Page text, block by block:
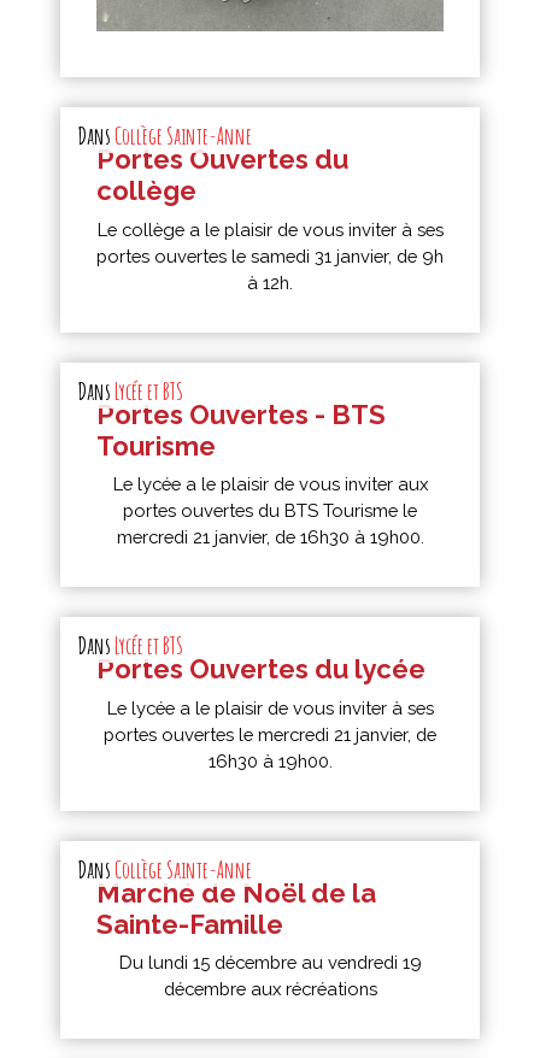
Dans Collège Sainte-Anne
Portes Ouvertes du
collège
Le collège a le plaisir de vous inviter à ses
portes ouvertes le samedi 31 janvier, de 9h
à 12h.
DansLycée et BTS
Portes Ouvertes - BTS
Tourisme
Le lycée a le plaisir de vous inviter aux
portes ouvertes du BTS Tourisme le
mercredi 21 janvier, de 16h30 à 19h00.
DansLycée et BTS
Portes Ouvertes du lycée
Le lycée a le plaisir de vous inviter à ses
portes ouvertes le mercredi 21 janvier, de
16h30 à 19h00.
Dans Collège Sainte-Anne
Marché de Noël de la
Sainte-Famille
Du lundi 15 décembre au vendredi 19
décembre aux récréations